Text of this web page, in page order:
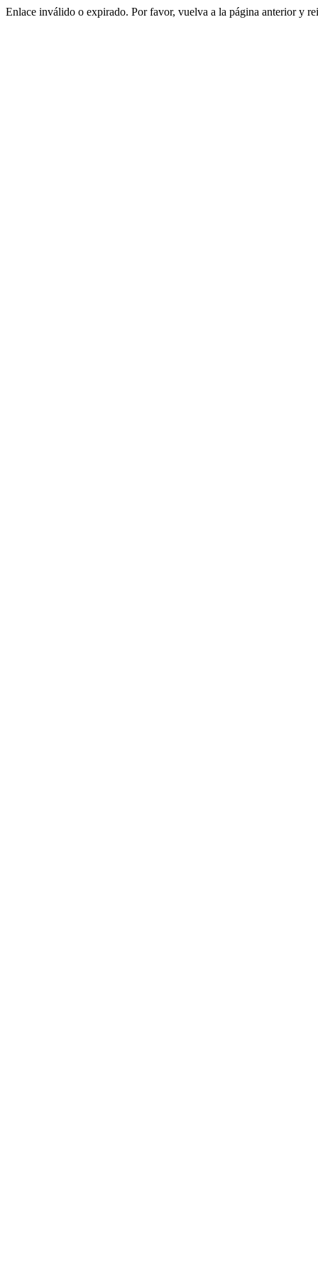
Enlace inválido o expirado. Por favor, vuelva a la página anterior y